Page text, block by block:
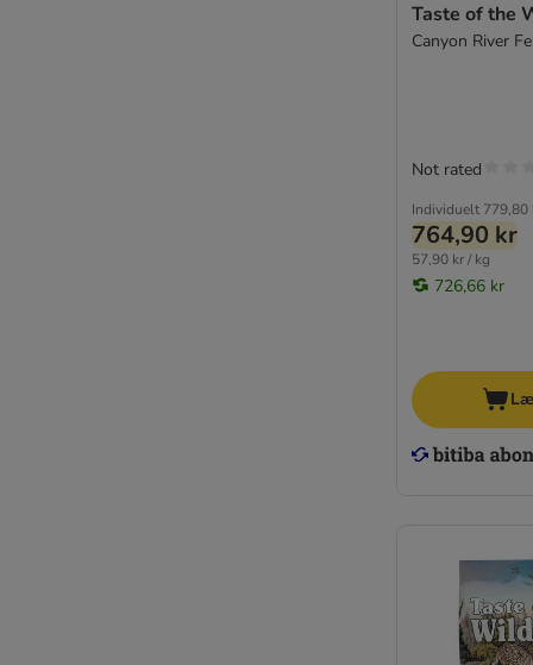
Taste of the
Canyon River
Individuelt 779,80
764,90 kr
57,90 kr / kg
726,66 kr
Not rated